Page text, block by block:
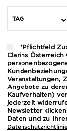
TAG
*Pflichtfeld
Clarins Österreich
Veranstaltungen,
Angebote zu
Kaufverhalten)
jederzeit
Newsletter
Daten und zu